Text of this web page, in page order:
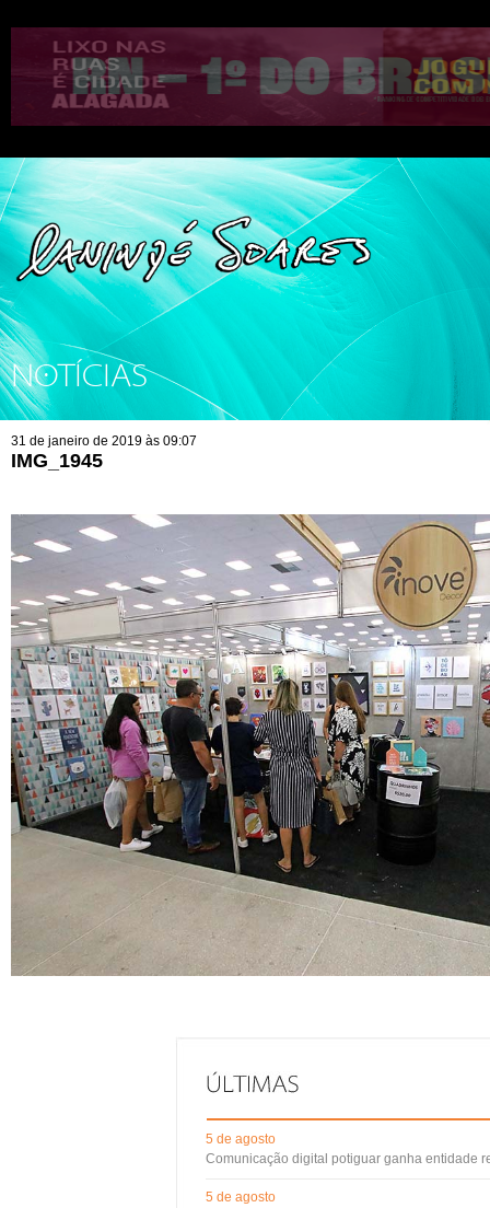
NOTÍCIAS
31 de janeiro de 2019 às 09:07
IMG_1945
5 de agosto
Comunicação digital potiguar ganha entidade
5 de agosto